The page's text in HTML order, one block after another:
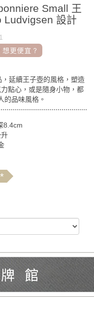
Small 王
Ludvigsen 設計
延續王子壺的風格，塑造
點心，或是隨身小物，都
的品味風格。
8.4cm
*